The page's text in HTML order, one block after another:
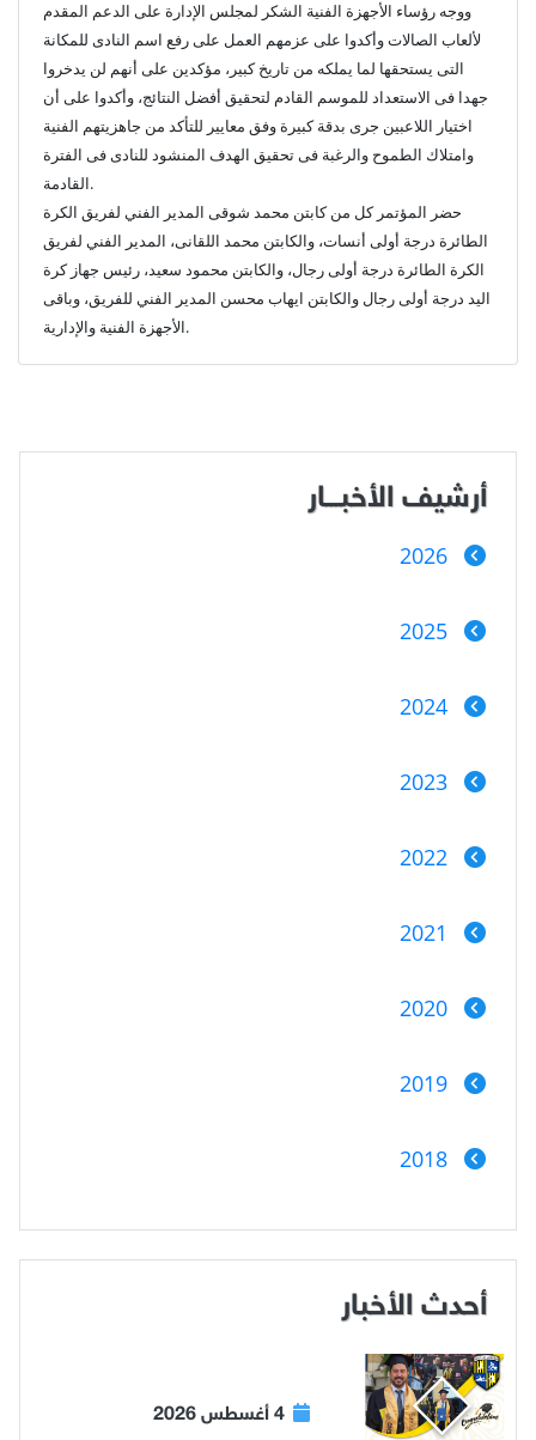
ووجه رؤساء الأجهزة الفنية الشكر لمجلس الإدارة على الدعم المقدم
لألعاب الصالات وأكدوا على عزمهم العمل على رفع اسم النادى للمكانة
التى يستحقها لما يملكه من تاريخ كبير، مؤكدين على أنهم لن يدخروا
جهدا فى الاستعداد للموسم القادم لتحقيق أفضل النتائج، وأكدوا على أن
اختيار اللاعبين جرى بدقة كبيرة وفق معايير للتأكد من جاهزيتهم الفنية
وامتلاك الطموح والرغبة فى تحقيق الهدف المنشود للنادى فى الفترة
القادمة.
حضر المؤتمر كل من كابتن محمد شوقى المدير الفني لفريق الكرة
الطائرة درجة أولى أنسات، والكابتن محمد اللقانى، المدير الفني لفريق
الكرة الطائرة درجة أولى رجال، والكابتن محمود سعيد، رئيس جهاز كرة
اليد درجة أولى رجال والكابتن ايهاب محسن المدير الفني للفريق، وباقى
الأجهزة الفنية والإدارية.
أرشيف الأخبـــار
2026
2025
2024
2023
2022
2021
2020
2019
2018
أحدث الأخبار